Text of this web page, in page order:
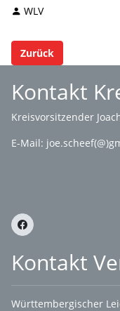
WLV
Zurück
Kontakt
Kreisvorsitzender
E-Mail:
Kontakt
Württembergischer